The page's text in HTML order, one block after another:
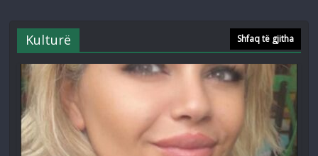
Kulturë Shfaq të gjitha